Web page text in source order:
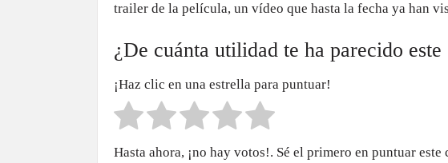
trailer de la película, un vídeo que hasta la fecha ya han
¿De cuánta utilidad te ha parecido este
¡Haz clic en una estrella para puntuar!
Hasta ahora, ¡no hay votos!. Sé el primero en puntuar este